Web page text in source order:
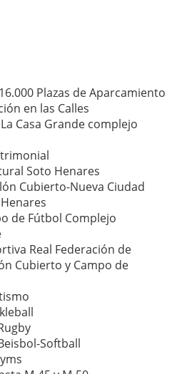
Plazas de Aparcamiento
en las Calles
Casa Grande complejo
Soto Henares
Cubierto-Nueva Ciudad
de Fútbol Complejo
Real Federación de
Cubierto y Campo de
Softball